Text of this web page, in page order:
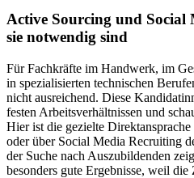
Active Sourcing und
sie notwendig sind
Für Fachkräfte im Handwerk, im
in spezialisierten technischen
nicht ausreichend. Diese
festen Arbeitsverhältnissen und
Hier ist die gezielte
oder über Social Media Recruiting
der Suche nach Auszubildenden
besonders gute Ergebnisse, weil